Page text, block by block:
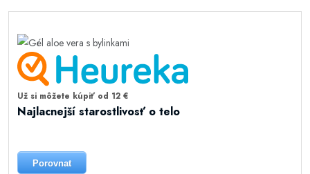
Už si môžete kúpiť od 12 €
Najlacnejší starostlivosť o telo
Porovnat